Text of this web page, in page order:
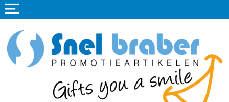
Home
Promotieartikelen